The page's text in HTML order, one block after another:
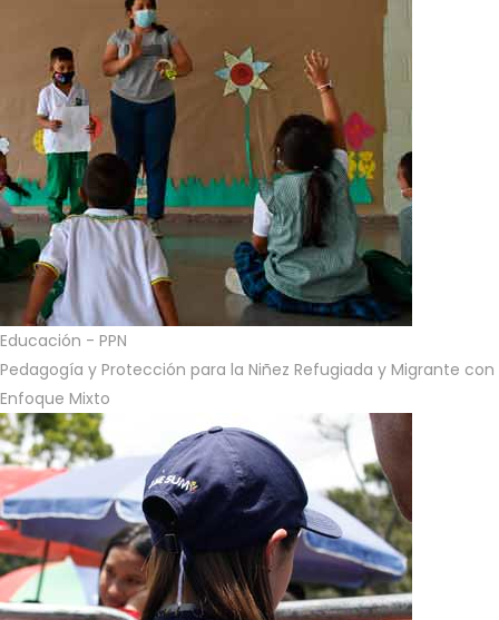
Educación - PPN
Pedagogía y Protección para la Niñez Refugiada y Migrante con
Enfoque Mixto